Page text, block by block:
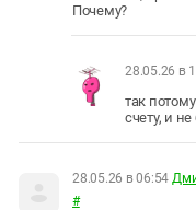
Почему?
28.05.26 в
так
счету, и
28.05.26 в 06:54
#